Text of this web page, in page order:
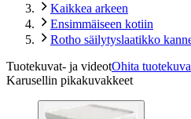
Kaikkea arkeen
Ensimmäiseen kotiin
Rotho säilytyslaatikko
Tuotekuvat- ja videotOhita
Karusellin pikakuvakkeet